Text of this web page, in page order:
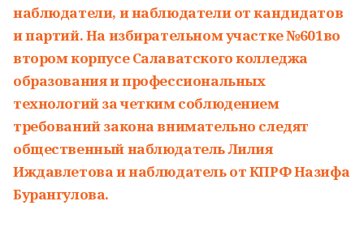
наблюдатели, и наблюдатели от кандидатов
и партий. На избирательном участке №601во
втором корпусе Салаватского колледжа
образования и профессиональных
технологий за четким соблюдением
требований закона внимательно следят
общественный наблюдатель Лилия
Иждавлетова и наблюдатель от КПРФ Назифа
Бурангулова.